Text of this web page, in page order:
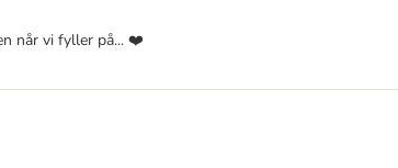
når vi fyller på... ❤️